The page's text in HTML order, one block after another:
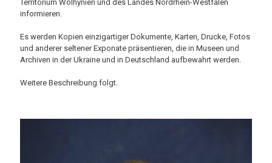
Territorium Wolhynien und des Landes Nordrhein-Westfalen
informieren.
Es werden Kopien einzigartiger Dokumente, Karten, Drucke, Fotos
und anderer seltener Exponate präsentieren, die in Museen und
Archiven in der Ukraine und in Deutschland aufbewahrt werden.
Weitere Beschreibung folgt.